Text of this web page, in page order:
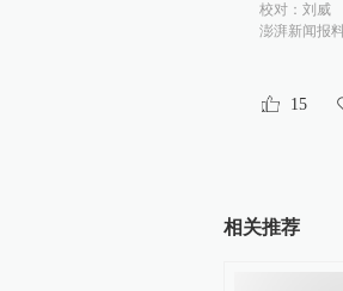
校对： 刘威
澎湃新闻报
15
相关推荐